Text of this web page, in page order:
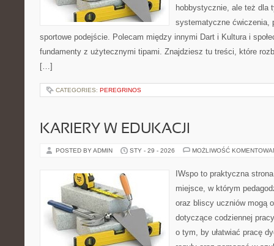
hobbystycznie, ale też dla
systematyczne ćwiczenia,
sportowe podejście. Polecam między innymi Dart i Kultura i
fundamenty z użytecznymi tipami. Znajdziesz tu treści, które
[…]
CATEGORIES: PEREGRINOS
KARIERY W EDUKACJI
POSTED BY ADMIN STY - 29 - 2026 MOŻLIWOŚĆ
IWspo to praktyczna
miejsce, w którym
oraz bliscy uczniów mogą
dotyczące codziennej
o tym, by ułatwiać pracę